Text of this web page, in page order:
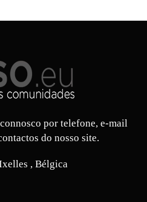
por telefone, e-mail
do nosso site.
, Bélgica